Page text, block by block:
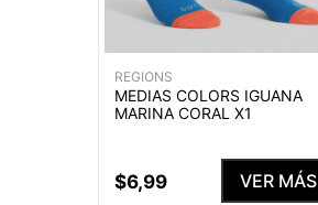
REGIONS
MEDIAS COLORS IGUANA
MARINA CORAL X1
$6,99 VER MÁS